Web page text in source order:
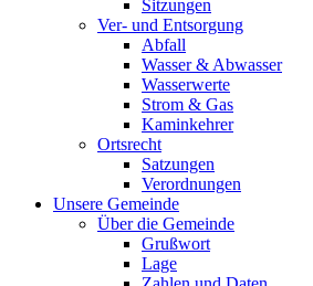
Sitzungen
Ver- und Entsorgung
Abfall
Wasser & Abwasser
Wasserwerte
Strom & Gas
Kaminkehrer
Ortsrecht
Satzungen
Verordnungen
Unsere Gemeinde
Über die Gemeinde
Grußwort
Lage